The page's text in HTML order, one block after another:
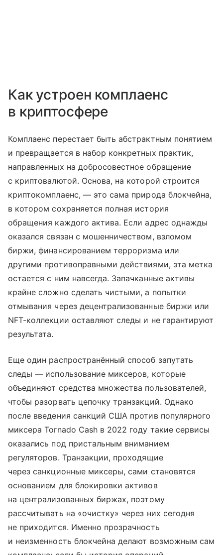
Как устроен комплаенс
в криптосфере
Комплаенс перестает быть абстрактным понятием
и превращается в набор конкретных практик,
направленных на добросовестное обращение
с криптовалютой. Основа, на которой строится
криптокомплаенс, — это сама природа блокчейна,
в котором сохраняется полная история
обращения каждого актива. Если адрес однажды
оказался связан с мошенничеством, взломом
биржи, финансированием терроризма или
другими противоправными действиями, эта метка
остается с ним навсегда. Запачканные активы
крайне сложно сделать чистыми, а попытки
отмывания через децентрализованные биржи или
NFT-коллекции оставляют следы и не гарантируют
результата.
Еще один распространённый способ запутать
следы — использование миксеров, которые
объединяют средства множества пользователей,
чтобы разорвать цепочку транзакций. Однако
после введения санкций США против популярного
миксера Tornado Cash в 2022 году такие сервисы
оказались под пристальным вниманием
регуляторов. Транзакции, проходящие
через санкционные миксеры, сами становятся
основанием для блокировки активов
на централизованных биржах, поэтому
рассчитывать на «очистку» через них сегодня
не приходится. Именно прозрачность
и неизменность блокчейна делают возможным сам